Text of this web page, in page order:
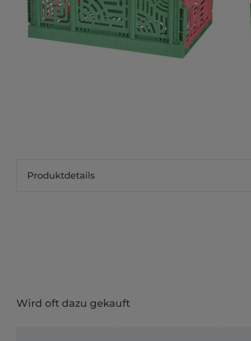
Produktdetails
Wird oft dazu gekauft